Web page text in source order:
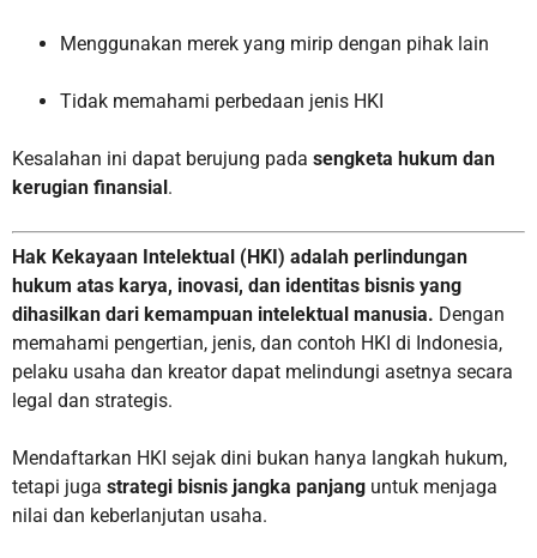
Menggunakan merek yang mirip dengan pihak lain
Tidak memahami perbedaan jenis HKI
Kesalahan ini dapat berujung pada sengketa hukum dan
kerugian finansial .
Hak Kekayaan Intelektual (HKI) adalah perlindungan
hukum atas karya, inovasi, dan identitas bisnis yang
dihasilkan dari kemampuan intelektual manusia. Dengan
memahami pengertian, jenis, dan contoh HKI di Indonesia,
pelaku usaha dan kreator dapat melindungi asetnya secara
legal dan strategis.
Mendaftarkan HKI sejak dini bukan hanya langkah hukum,
tetapi juga strategi bisnis jangka panjang untuk menjaga
nilai dan keberlanjutan usaha.